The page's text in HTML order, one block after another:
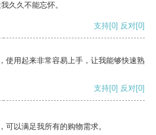
久久不能忘怀。
支持[0] 反对[0]
使用起来非常容易上手，让我能够快速熟
支持[0] 反对[0]
可以满足我所有的购物需求。